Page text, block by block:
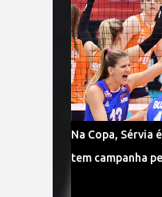
Na Copa, Sérvia
tem campanha